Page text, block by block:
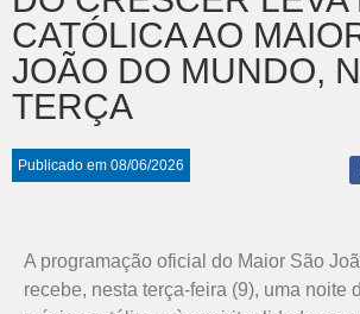
CATÓLICA AO
JOÃO DO MUNDO,
TERÇA
Publicado em 08/06/2026
A programação oficial do Maior São
recebe, nesta terça-feira (9), uma noite